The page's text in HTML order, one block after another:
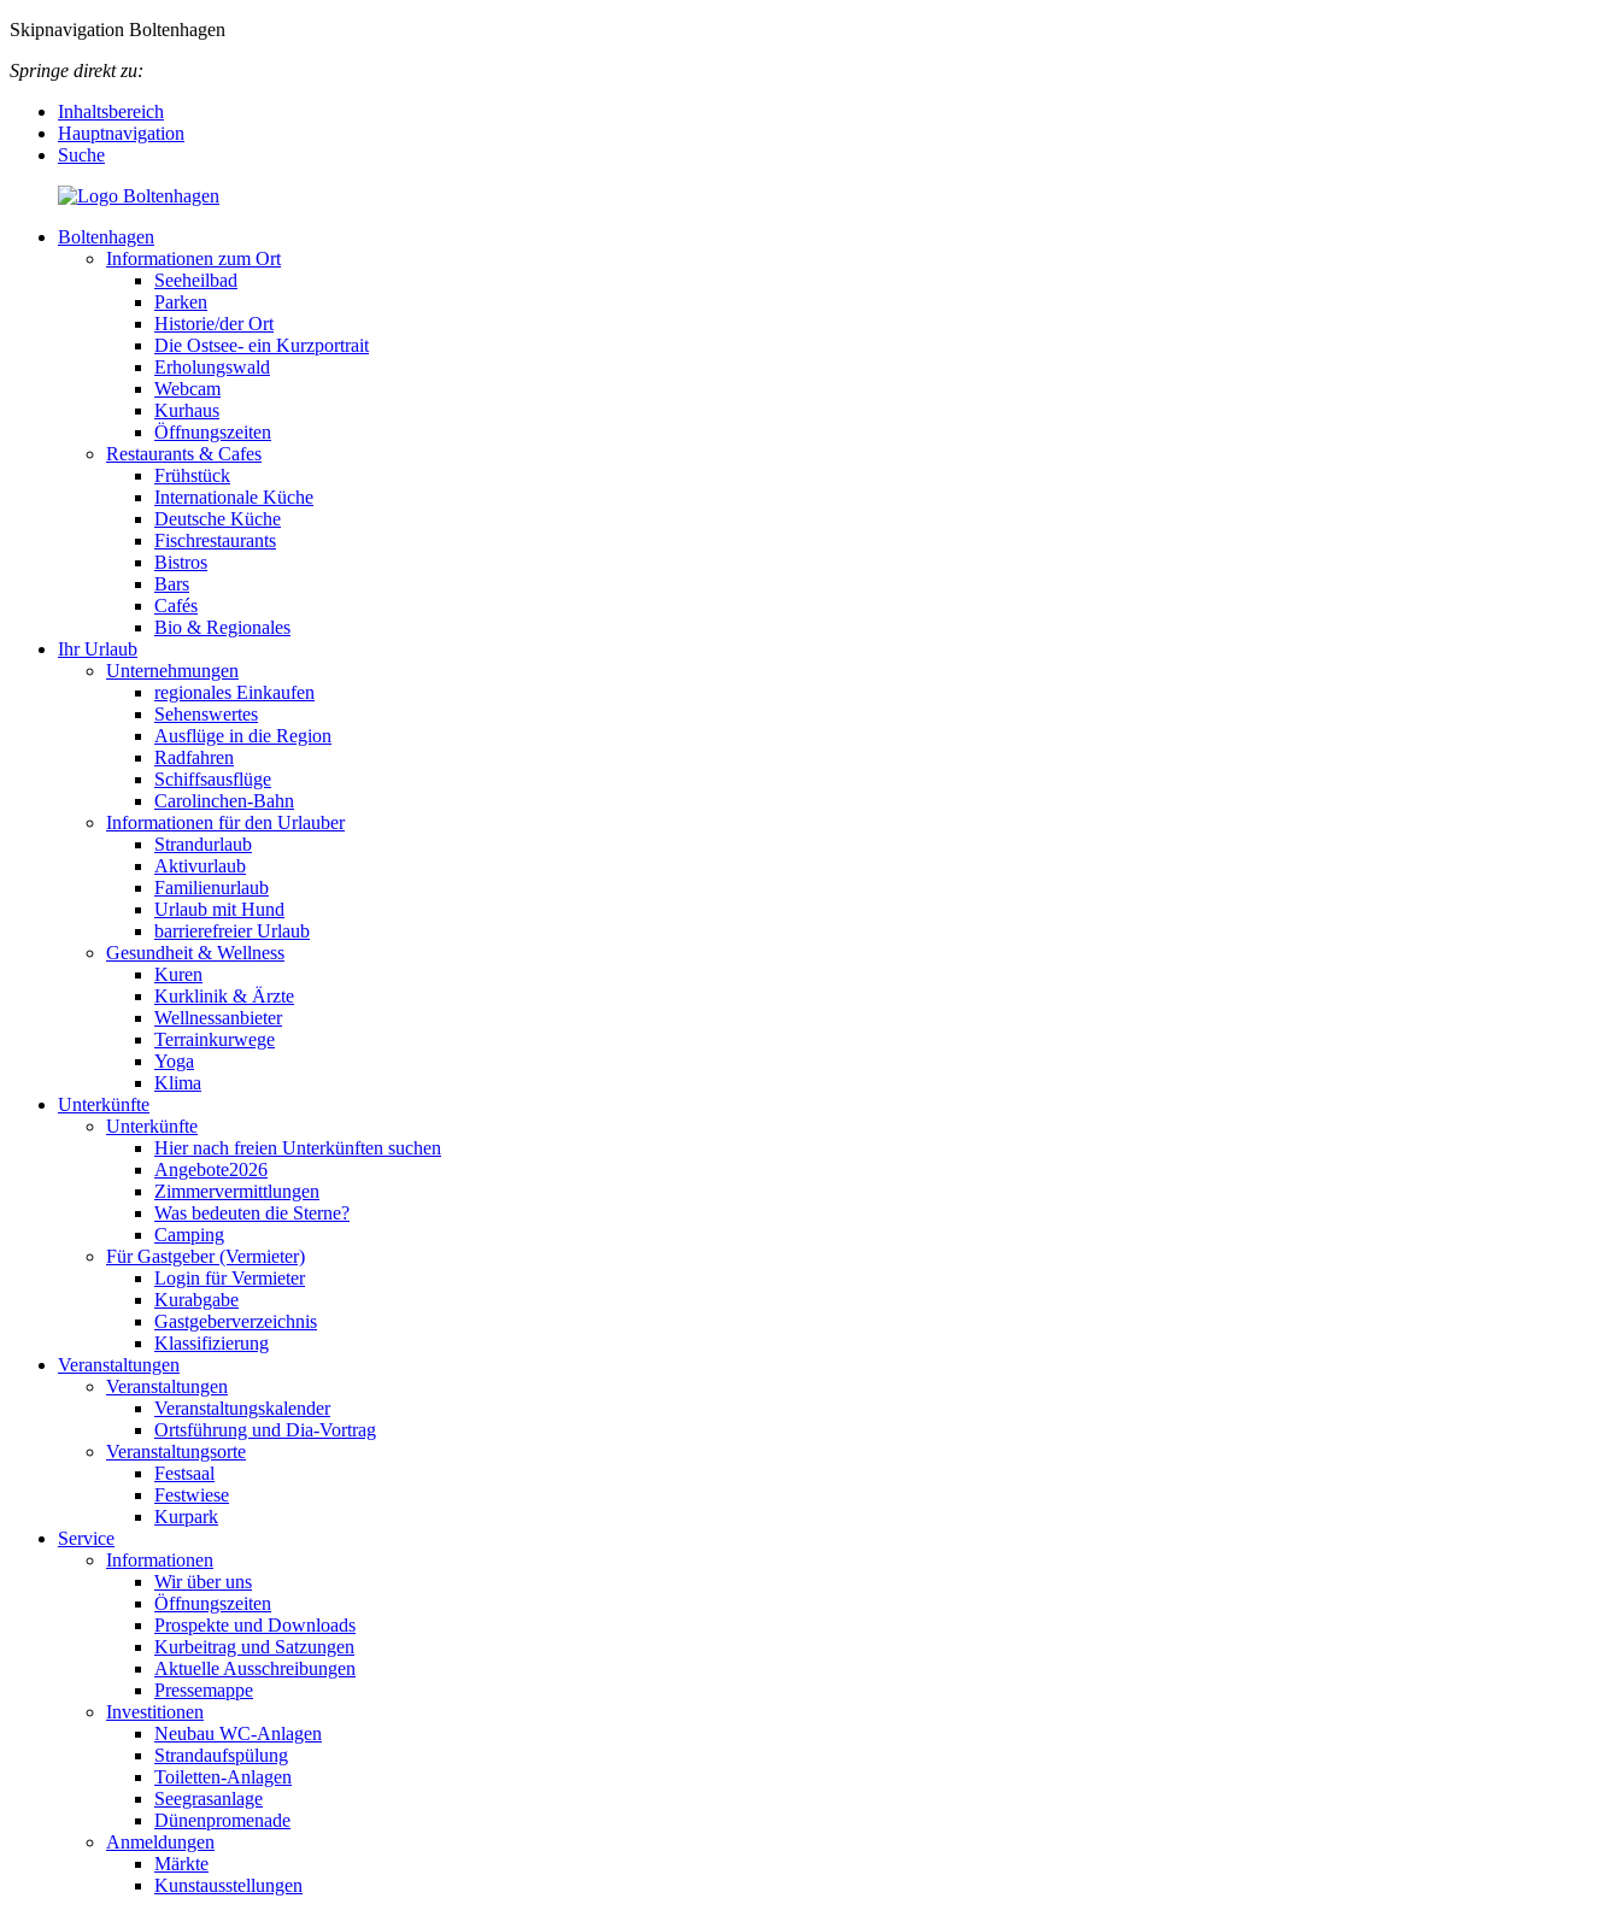
Skipnavigation Boltenhagen
Springe direkt zu:
Inhaltsbereich
Hauptnavigation
Suche
Boltenhagen
Informationen zum Ort
Seeheilbad
Parken
Historie/der Ort
Die Ostsee- ein Kurzportrait
Erholungswald
Webcam
Kurhaus
Öffnungszeiten
Restaurants & Cafes
Frühstück
Internationale Küche
Deutsche Küche
Fischrestaurants
Bistros
Bars
Cafés
Bio & Regionales
Ihr Urlaub
Unternehmungen
regionales Einkaufen
Sehenswertes
Ausflüge in die Region
Radfahren
Schiffsausflüge
Carolinchen-Bahn
Informationen für den Urlauber
Strandurlaub
Aktivurlaub
Familienurlaub
Urlaub mit Hund
barrierefreier Urlaub
Gesundheit & Wellness
Kuren
Kurklinik & Ärzte
Wellnessanbieter
Terrainkurwege
Yoga
Klima
Unterkünfte
Unterkünfte
Hier nach freien Unterkünften suchen
Angebote2026
Zimmervermittlungen
Was bedeuten die Sterne?
Camping
Für Gastgeber (Vermieter)
Login für Vermieter
Kurabgabe
Gastgeberverzeichnis
Klassifizierung
Veranstaltungen
Veranstaltungen
Veranstaltungskalender
Ortsführung und Dia-Vortrag
Veranstaltungsorte
Festsaal
Festwiese
Kurpark
Service
Informationen
Wir über uns
Öffnungszeiten
Prospekte und Downloads
Kurbeitrag und Satzungen
Aktuelle Ausschreibungen
Pressemappe
Investitionen
Neubau WC-Anlagen
Strandaufspülung
Toiletten-Anlagen
Seegrasanlage
Dünenpromenade
Anmeldungen
Märkte
Kunstausstellungen